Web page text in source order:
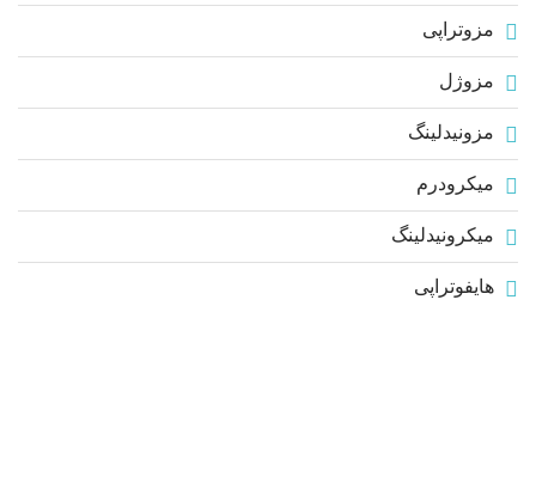
مزوتراپی
مزوژل
مزونیدلینگ
میکرودرم
میکرونیدلینگ
هایفوتراپی